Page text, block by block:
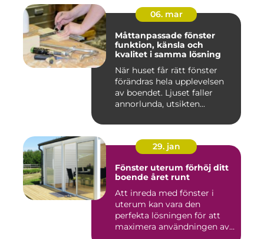
06. mar
Måttanpassade fönster
funktion, känsla och
kvalitet i samma lösning
När huset får rätt fönster
förändras hela upplevelsen
av boendet. Ljuset faller
annorlunda, utsikten...
29. jan
Fönster uterum förhöj ditt
boende året runt
Att inreda med fönster i
uterum kan vara den
perfekta lösningen för att
maximera användningen av